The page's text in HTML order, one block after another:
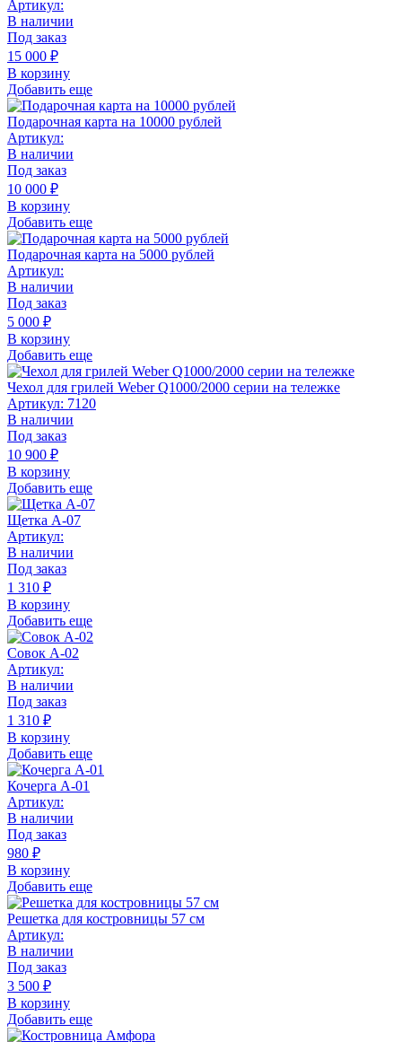
Артикул:
В наличии
Под заказ
15 000 ₽
В корзину
Добавить еще
Подарочная карта на 10000 рублей
Артикул:
В наличии
Под заказ
10 000 ₽
В корзину
Добавить еще
Подарочная карта на 5000 рублей
Артикул:
В наличии
Под заказ
5 000 ₽
В корзину
Добавить еще
Чехол для грилей Weber Q1000/2000 серии на тележке
Артикул: 7120
В наличии
Под заказ
10 900 ₽
В корзину
Добавить еще
Щетка А-07
Артикул:
В наличии
Под заказ
1 310 ₽
В корзину
Добавить еще
Совок А-02
Артикул:
В наличии
Под заказ
1 310 ₽
В корзину
Добавить еще
Кочерга А-01
Артикул:
В наличии
Под заказ
980 ₽
В корзину
Добавить еще
Решетка для костровницы 57 см
Артикул:
В наличии
Под заказ
3 500 ₽
В корзину
Добавить еще